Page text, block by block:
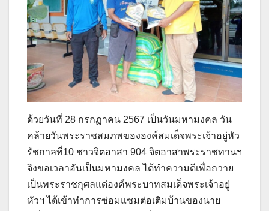
ด้วยวันที่ 28 กรกฏาคน 2567 เป็นวันมหามงคล วัน
คล้ายวันพระราชสมภพขององค์สมเด็จพระเจ้าอยู่หัว
รัชกาลที่10 ชาวจิตอาสา 904 จิตอาสาพระราชทานฯ
จึงขอเวลาอันเป็นมหามงคล ได้ทำความดีเพื่อถวาย
เป็นพระราชกุศลแด่องค์พระบาทสมเด็จพระเจ้าอยู่
หัวฯ ได้เข้าทำการซ่อมแซมต่อเติมบ้านของนาย